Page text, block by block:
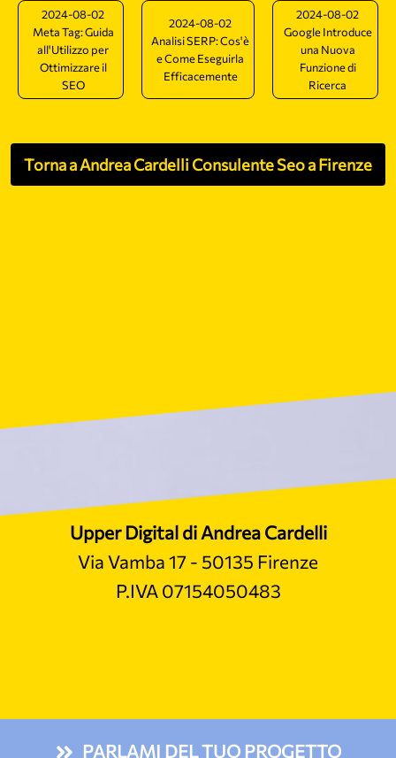
2024-08-02
Meta Tag: Guida
all'Utilizzo per
Ottimizzare il
SEO
2024-08-02
Analisi SERP: Cos'è
e Come Eseguirla
Efficacemente
2024-08-02
Google Introduce
una Nuova
Funzione di
Ricerca
Torna a Andrea Cardelli Consulente Seo a Firenze
Upper Digital di Andrea Cardelli
Via Vamba 17 - 50135 Firenze
P.IVA 07154050483
PARLAMI DEL TUO PROGETTO